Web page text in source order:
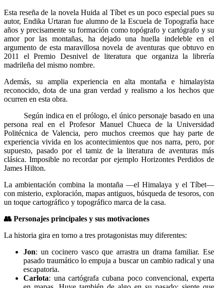
Esta reseña de la novela Huida al Tíbet es un poco especial pues su
autor, Endika Urtaran fue alumno de la Escuela de Topografía hace
años y precisamente su formación como topógrafo y cartógrafo y su
amor por las montañas, ha dejado una huella indeleble en el
argumento de esta maravillosa novela de aventuras que obtuvo en
2011 el Premio Desnivel de literatura que organiza la librería
madrileña del mismo nombre.
Además, su amplia experiencia en alta montaña e himalayista
reconocido, dota de una gran verdad y realismo a los hechos que
ocurren en esta obra.
Según indica en el prólogo, el único personaje basado en una
persona real en el Profesor Manuel Chueca de la Universidad
Politécnica de Valencia, pero muchos creemos que hay parte de
experiencia vivida en los acontecimientos que nos narra, pero, por
supuesto, pasado por el tamiz de la literatura de aventuras más
clásica. Imposible no recordar por ejemplo Horizontes Perdidos de
James Hilton.
La ambientación combina la montaña —el Himalaya y el Tíbet—
con misterio, exploración, mapas antiguos, búsqueda de tesoros, con
un toque cartográfico y topográfico marca de la casa.
👥 Personajes principales y sus motivaciones
La historia gira en torno a tres protagonistas muy diferentes:
Jon: un cocinero vasco que arrastra un drama familiar. Ese
pasado traumático lo empuja a buscar un cambio radical y una
escapatoria.
Carlota: una cartógrafa cubana poco convencional, experta